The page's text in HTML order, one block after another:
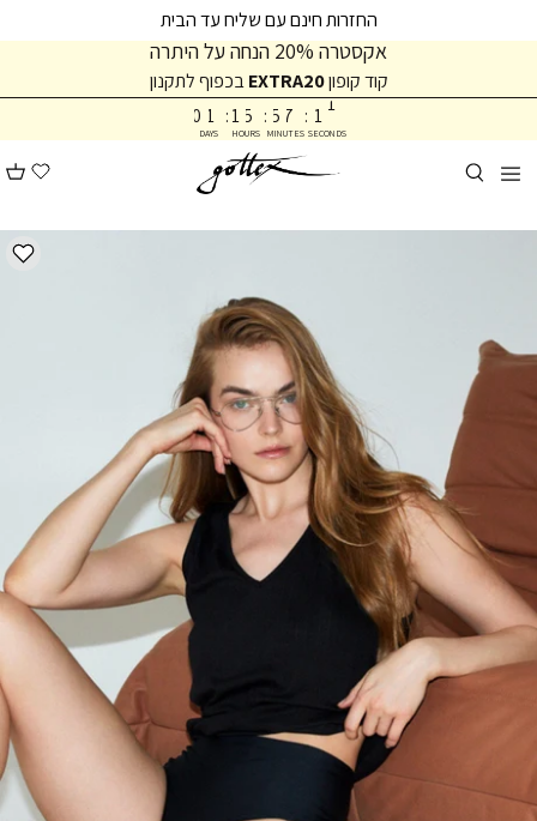
קריאה
לתפריט
העמוד
החזרות חינם עם שליח עד הבית
אקסטרה 20% הנחה על היתרה
1
0
DAYS
: 5
1
HOURS
: 7
5
MINUTES
:
0
1
1
1
SECONDS
קוד קופוןEXTRA20 בכפוף לתקנון